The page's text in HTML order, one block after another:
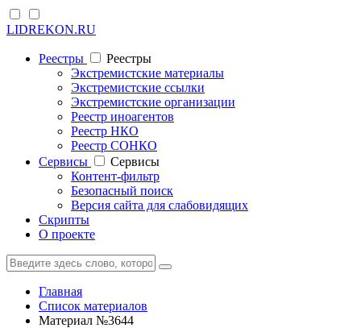
LIDREKON.RU
Реестры
Реестры
Экстремистские материалы
Экстремистские ссылки
Экстремистские организации
Реестр иноагентов
Реестр НКО
Реестр СОНКО
Cервисы
Cервисы
Контент-фильтр
Безопасный поиск
Версия сайта для слабовидящих
Скрипты
О проекте
Главная
Список материалов
Материал №3644